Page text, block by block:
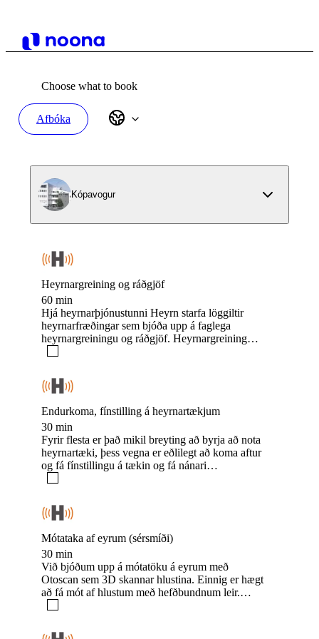
Choose what to book
Afbóka
Kópavogur
Heyrnargreining og ráðgjöf
60 min
Hjá heyrnarþjónustunni Heyrn starfa löggiltir
heyrnarfræðingar sem bjóða upp á faglega
heyrnargreiningu og ráðgjöf. Heyrnargreining
niðurstöður mælinganna og veitt ráðgjöf með
framhaldið.
Endurkoma, fínstilling á heyrnartækjum
30 min
Fyrir flesta er það mikil breyting að byrja að nota
heyrnartæki, þess vegna er eðlilegt að koma aftur
og fá fínstillingu á tækin og fá nánari
Mótataka af eyrum (sérsmíði)
30 min
Við bjóðum upp á mótatöku á eyrum með
Otoscan sem 3D skannar hlustina. Einnig er hægt
að fá mót af hlustum með hefðbundnum leir.